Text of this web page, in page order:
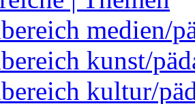
medien/
kunst/
kultur/